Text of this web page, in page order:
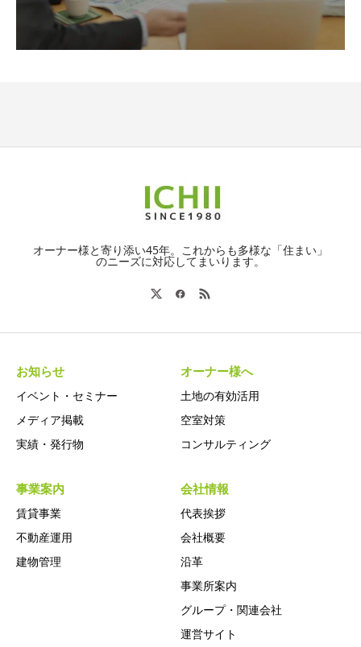
オーナー様と寄り添い45年。これからも多様な「住まい」
のニーズに対応してまいります。
お知らせ
イベント・セミナー
メディア掲載
実績・発行物
オーナー様へ
土地の有効活用
空室対策
コンサルティング
事業案内
賃貸事業
不動産運用
建物管理
会社情報
代表挨拶
会社概要
沿革
事業所案内
グループ・関連会社
運営サイト